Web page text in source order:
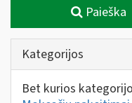
Paieška
Kategorijos
Bet kurios